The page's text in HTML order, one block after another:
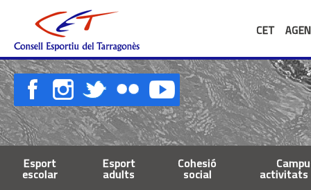
CET
Esport
escolar
Esport
adults
Cohesió
social activitats